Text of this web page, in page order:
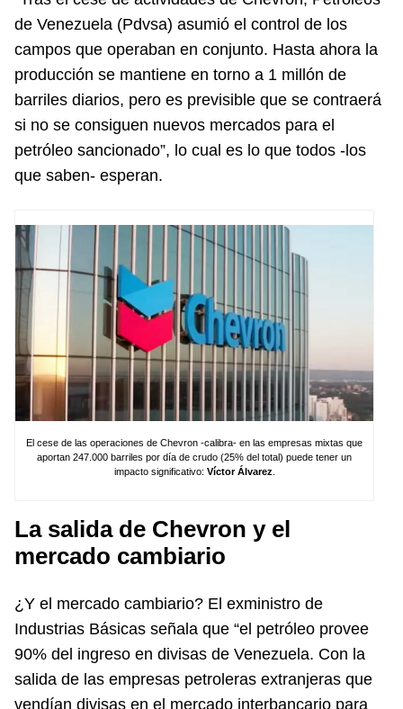
de Venezuela (Pdvsa) asumió el control de los
campos que operaban en conjunto. Hasta ahora la
producción se mantiene en torno a 1 millón de
barriles diarios, pero es previsible que se contraerá
si no se consiguen nuevos mercados para el
petróleo sancionado”, lo cual es lo que todos -los
que saben- esperan.
El cese de las operaciones de Chevron -calibra- en las empresas mixtas que
aportan 247.000 barriles por día de crudo (25% del total) puede tener un
impacto significativo: Víctor Álvarez
La salida de Chevron y el
mercado cambiario
¿Y el mercado cambiario? El exministro de
Industrias Básicas señala que “el petróleo provee
90% del ingreso en divisas de Venezuela. Con la
salida de las empresas petroleras extranjeras que
vendían divisas en el mercado interbancario para